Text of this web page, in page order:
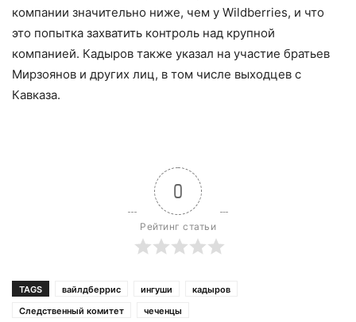
компании значительно ниже, чем у Wildberries, и что
это попытка захватить контроль над крупной
компанией. Кадыров также указал на участие братьев
Мирзоянов и других лиц, в том числе выходцев с
Кавказа.
0
Рейтинг статьи
TAGS вайлдберрис ингуши
кадыров
Следственный комитет
чеченцы